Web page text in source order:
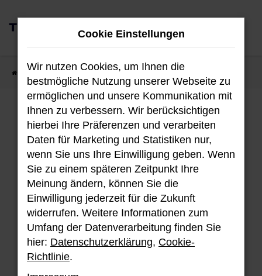
Zum
Hauptinhalt
Fahrzeug-Showroom
Unser aktuellen Bestand an Hyundai
Fahrzeugen.
Fehler: Network Error
Cookie Einstellungen
Wir nutzen Cookies, um Ihnen die
bestmögliche Nutzung unserer Webseite zu
ermöglichen und unsere Kommunikation mit
Ihnen zu verbessern. Wir berücksichtigen
hierbei Ihre Präferenzen und verarbeiten
Daten für Marketing und Statistiken nur,
wenn Sie uns Ihre Einwilligung geben. Wenn
Sie zu einem späteren Zeitpunkt Ihre
Meinung ändern, können Sie die
Einwilligung jederzeit für die Zukunft
widerrufen. Weitere Informationen zum
Umfang der Datenverarbeitung finden Sie
hier: Datenschutzerklärung, Cookie-
Richtlinie.